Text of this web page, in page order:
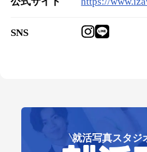
SNS
就活写真スタジ